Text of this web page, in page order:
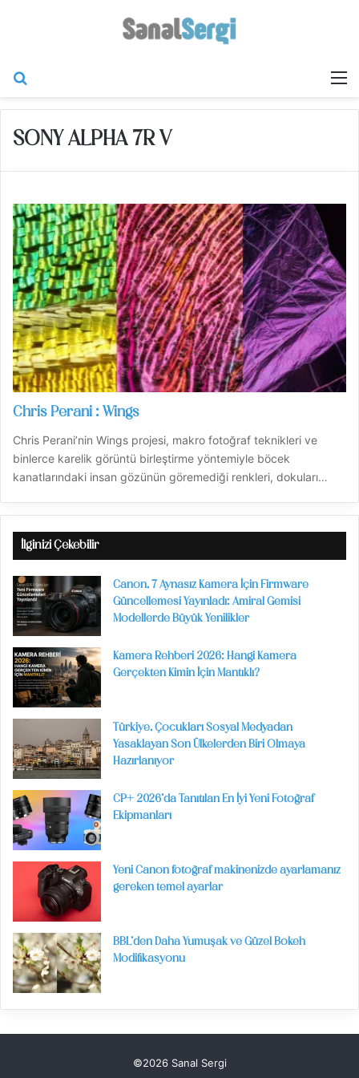
SONY ALPHA 7R V
Chris Perani : Wings
Chris Perani’nin Wings projesi, makro fotoğraf teknikleri ve
binlerce karelik görüntü birleştirme yöntemiyle böcek
kanatlarındaki insan gözünün göremediği renkleri, dokuları…
İlginizi Çekebilir
Canon, 7 Aynasız Kamera İçin Firmware
Güncellemesi Yayınladı: Amiral Gemisi
Modellerde Büyük Yenilikler
Kamera Rehberi 2026: Hangi Kamera
Gerçekten Kimin İçin Mantıklı?
Türkiye, Çocukları Sosyal Medyadan
Yasaklayan Son Ülkelerden Biri Olmaya
Hazırlanıyor
CP+ 2026’da Tanıtılan En İyi Yeni Fotoğraf
Ekipmanları
Yeni Canon fotoğraf makinenizde ayarlamanız
gereken temel ayarlar
BBL’den Daha Yumuşak ve Güzel Bokeh
Modifikasyonu
©2026 Sanal Sergi